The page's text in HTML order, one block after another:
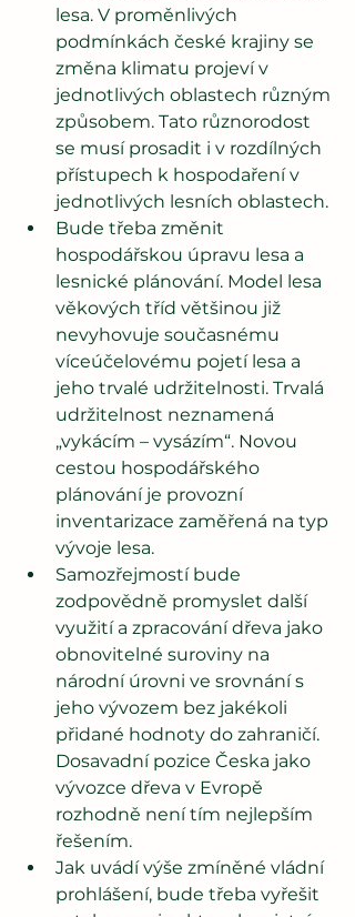
lesa. V proměnlivých
podmínkách české krajiny se
změna klimatu projeví v
jednotlivých oblastech různým
způsobem. Tato různorodost
se musí prosadit i v rozdílných
přístupech k hospodaření v
jednotlivých lesních oblastech.
Bude třeba změnit
hospodářskou úpravu lesa a
lesnické plánování. Model lesa
věkových tříd většinou již
nevyhovuje současnému
víceúčelovému pojetí lesa a
jeho trvalé udržitelnosti. Trvalá
udržitelnost neznamená
„vykácím – vysázím“. Novou
cestou hospodářského
plánování je provozní
inventarizace zaměřená na typ
vývoje lesa.
Samozřejmostí bude
zodpovědně promyslet další
využití a zpracování dřeva jako
obnovitelné suroviny na
národní úrovni ve srovnání s
jeho vývozem bez jakékoli
přidané hodnoty do zahraničí.
Dosavadní pozice Česka jako
vývozce dřeva v Evropě
rozhodně není tím nejlepším
řešením.
Jak uvádí výše zmíněné vládní
prohlášení, bude třeba vyřešit